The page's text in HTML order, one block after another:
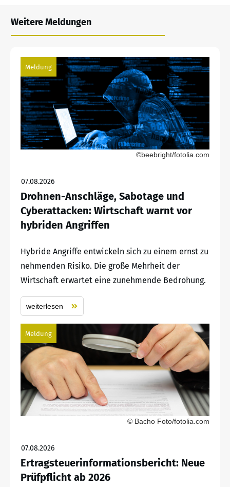
Weitere Meldungen
Meldung
©beebright/fotolia.com
07.08.2026
Drohnen-Anschläge, Sabotage und
Cyberattacken: Wirtschaft warnt vor
hybriden Angriffen
Hybride Angriffe entwickeln sich zu einem ernst zu
nehmenden Risiko. Die große Mehrheit der
Wirtschaft erwartet eine zunehmende Bedrohung.
weiterlesen
Meldung
© Bacho Foto/fotolia.com
07.08.2026
Ertragsteuerinformationsbericht: Neue
Prüfpflicht ab 2026